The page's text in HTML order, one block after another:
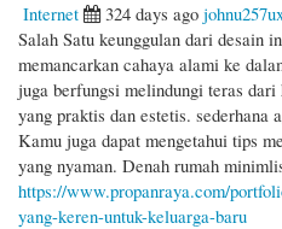
Internet
324 days ago
Salah Satu keunggulan dari desain
memancarkan cahaya alami ke
juga berfungsi melindungi teras
yang praktis dan estetis. sederhana
Kamu juga dapat mengetahui tips
yang nyaman. Denah rumah
https://www.propanraya.com/
yang-keren-untuk-keluarga-baru